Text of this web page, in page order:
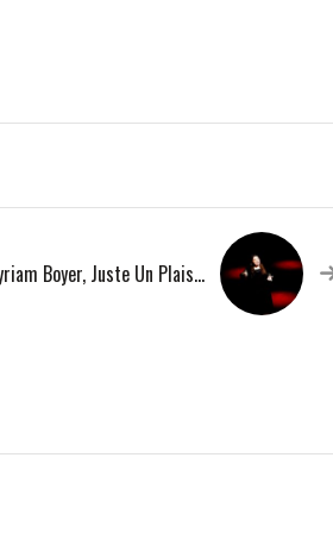
Myriam Boyer, Juste Un Plaisir Inoubliable